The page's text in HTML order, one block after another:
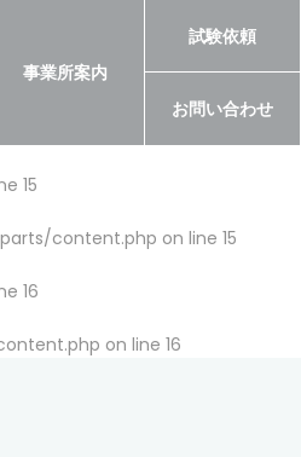
事業所案内
試験依頼
お問い合わせ
15
content.php on line 15
16
on line 16